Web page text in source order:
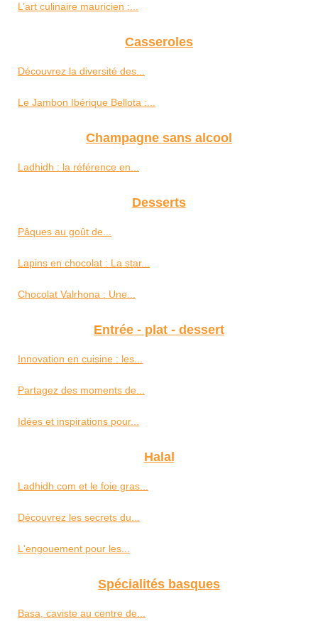
L’art culinaire mauricien :...
Casseroles
Découvrez la diversité des...
Le Jambon Ibérique Bellota :...
Champagne sans alcool
Ladhidh : la référence en...
Desserts
Pâques au goût de...
Lapins en chocolat : La star...
Chocolat Valrhona : Une...
Entrée - plat - dessert
Innovation en cuisine : les...
Partagez des moments de...
Idées et inspirations pour...
Halal
Ladhidh.com et le foie gras...
Découvrez les secrets du...
L'engouement pour les...
Spécialités basques
Basa, caviste au centre de...